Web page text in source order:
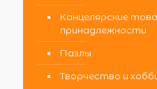
Канцелярские
принадлежности
Пазлы
Творчество и